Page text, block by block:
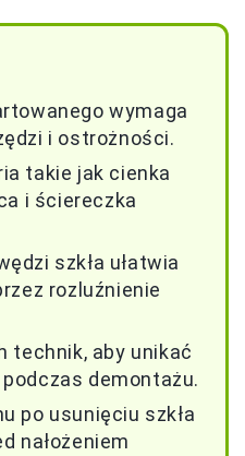
wymaga
i ostrożności.
takie jak cienka
i ściereczka
szkła ułatwia
rozluźnienie
technik, aby unikać
demontażu.
po usunięciu szkła
nałożeniem